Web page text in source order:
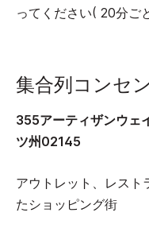
ってください( 20分ご
集合列コンセ
355アーティザンウェ
ツ州02145
アウトレット、レスト
たショッピング街